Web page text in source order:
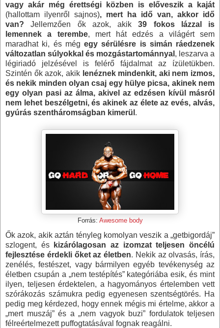
vagy akár még érettségi közben is előveszik a kaját
(hallottam ilyenről sajnos), mert ha idő van, akkor idő
van?Jellemzően ők azok, akik39 fokos lázzal is
lemennek a terembe, mert hát edzés a világért sem
maradhat ki, és még egy sérülésre is simán ráedzenek
változatlan súlyokkal és mozgástartománnyal , leszarva a
légiriadó jelzésével is felérő fájdalmat az ízületükben.
Szintén ők azok, akik lenéznek mindenkit, aki nem izmos,
és nekik minden olyan csaj egy hülye picsa, akinek nem
egy olyan pasi az álma, akivel az edzésen kívül másról
nem lehet beszélgetni, és akinek az élete az evés, alvás,
gyúrás szentháromságban kimerül .
Forrás: Awesome body
Ők azok, akik aztán tényleg komolyan veszik a „getbigordáj”
szlogent, és
kizárólagosan az izomzat teljesen öncélú
fejlesztése érdekli őket az életben. Nekik az olvasás, írás,
zenélés, festészet, vagy bármilyen egyéb tevékenység az
életben csupán a „nem testépítés” kategóriába esik, és mint
ilyen, teljesen érdektelen, a hagyományos értelemben vett
szórákozás számukra pedig egyenesen szentségtörés. Ha
pedig meg kérdezed, hogy ennek mégis mi értelme, akkor a
„mert muszáj” és a „nem vagyok buzi” fordulatok teljesen
félreértelmezett puffogtatásával fognak reagálni.